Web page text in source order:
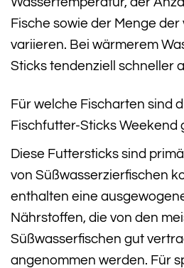
Fische sowie der Menge
variieren. Bei wärmerem
Sticks tendenziell schneller
Für welche Fischarten sind
Fischfutter-Sticks Weekend
Diese Futtersticks sind
von Süßwasserzierfischen
enthalten eine
Nährstoffen, die von den
Süßwasserfischen gut
angenommen werden. Für